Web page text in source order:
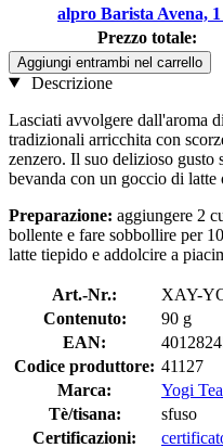
alpro Barista Avena,
Prezzo totale:
Aggiungi entrambi nel carrello
Descrizione
Lasciati avvolgere dall'aroma
tradizionali arricchita con
zenzero. Il suo delizioso gusto
bevanda con un goccio di latte
Preparazione: aggiungere 2
bollente e fare sobbollire per
latte tiepido e addolcire a
Art.-Nr.:
XAY-
Contenuto:
90 g
EAN:
Codice produttore: 41127
Marca:
Yogi Tea
Tè/tisana:
sfuso
Certificazioni: